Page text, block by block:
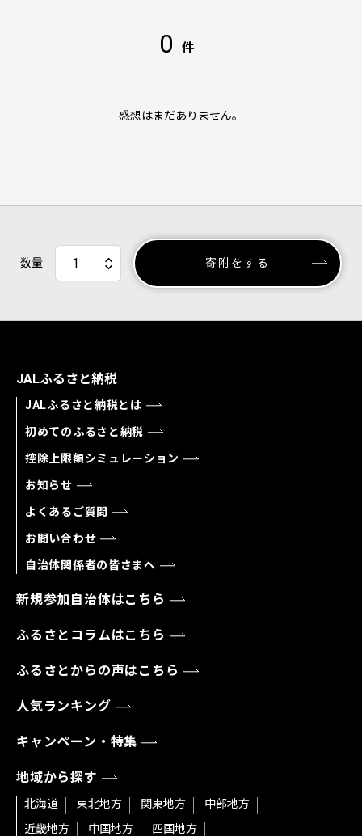
0 件
感想はまだありません。
数量 寄附をする
JALふるさと納税
JALふるさと納税とは
初めてのふるさと納税
控除上限額シミュレーション
お知らせ
よくあるご質問
お問い合わせ
自治体関係者の皆さまへ
新規参加自治体はこちら
ふるさとコラムはこちら
ふるさとからの声はこちら
人気ランキング
キャンペーン・特集
地域から探す
北海道 東北地方 関東地方
中部地方
近畿地方
中国地方
四国地方